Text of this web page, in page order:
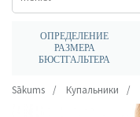
ОПРЕДЕЛЕНИЕ
РАЗМЕРА
БЮСТГАЛЬТЕРА
Sākums Купальники